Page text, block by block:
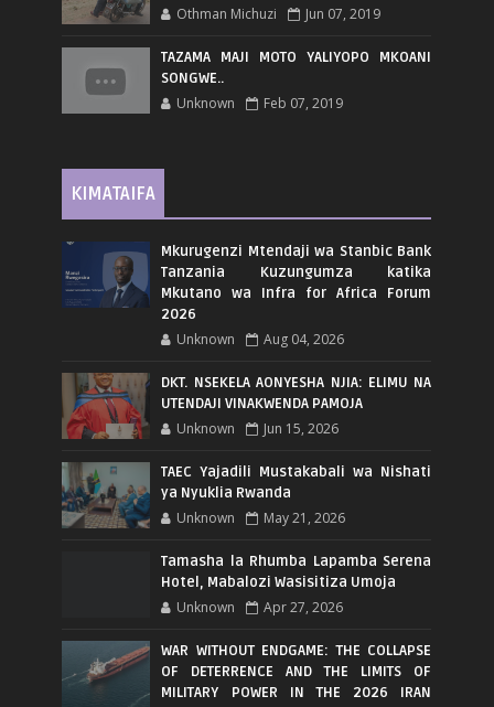
Othman Michuzi Jun 07, 2019
TAZAMA MAJI MOTO YALIYOPO MKOANI
SONGWE..
Unknown Feb 07, 2019
KIMATAIFA
Mkurugenzi Mtendaji wa Stanbic Bank
Tanzania Kuzungumza katika
Mkutano wa Infra for Africa Forum
2026
Unknown Aug 04, 2026
DKT. NSEKELA AONYESHA NJIA: ELIMU NA
UTENDAJI VINAKWENDA PAMOJA
Unknown Jun 15, 2026
TAEC Yajadili Mustakabali wa Nishati
ya Nyuklia Rwanda
Unknown May 21, 2026
Tamasha la Rhumba Lapamba Serena
Hotel, Mabalozi Wasisitiza Umoja
Unknown Apr 27, 2026
WAR WITHOUT ENDGAME: THE COLLAPSE
OF DETERRENCE AND THE LIMITS OF
MILITARY POWER IN THE 2026 IRAN